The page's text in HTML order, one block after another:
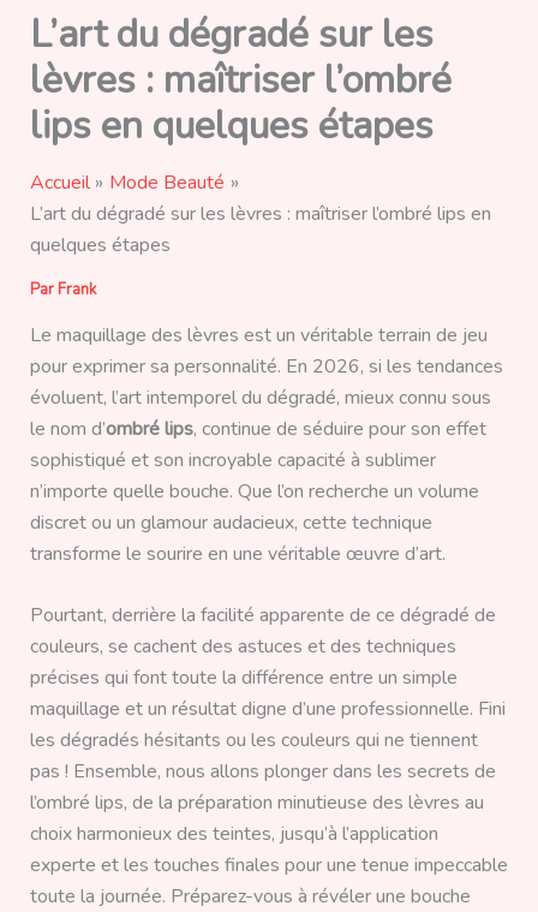
L’art du dégradé sur les
lèvres : maîtriser l’ombré
lips en quelques étapes
Accueil
Mode Beauté
L’art du dégradé sur les lèvres : maîtriser l’ombré lips en
quelques étapes
Par Frank
Le maquillage des lèvres est un véritable terrain de jeu
pour exprimer sa personnalité. En 2026, si les tendances
évoluent, l’art intemporel du dégradé, mieux connu sous
le nom d’ombré lips, continue de séduire pour son effet
sophistiqué et son incroyable capacité à sublimer
n’importe quelle bouche. Que l’on recherche un volume
discret ou un glamour audacieux, cette technique
transforme le sourire en une véritable œuvre d’art.
Pourtant, derrière la facilité apparente de ce dégradé de
couleurs, se cachent des astuces et des techniques
précises qui font toute la différence entre un simple
maquillage et un résultat digne d’une professionnelle. Fini
les dégradés hésitants ou les couleurs qui ne tiennent
pas ! Ensemble, nous allons plonger dans les secrets de
l’ombré lips, de la préparation minutieuse des lèvres au
choix harmonieux des teintes, jusqu’à l’application
experte et les touches finales pour une tenue impeccable
toute la journée. Préparez-vous à révéler une bouche